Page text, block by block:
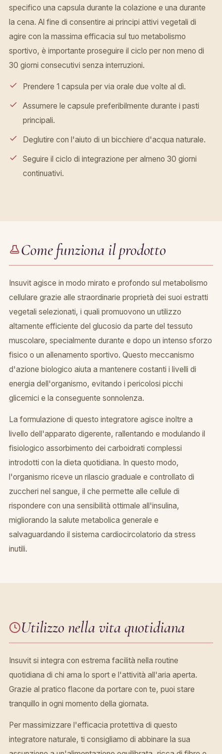
specifico una capsula durante la colazione e una durante
la cena. Al fine di consentire ai principi attivi vegetali di
agire con la massima efficacia sul tuo metabolismo
sportivo, è importante proseguire il ciclo per non meno di
30 giorni consecutivi senza interruzioni.
Prendere 1 capsula per via orale due volte al dì.
Assumere le capsule preferibilmente durante i pasti
principali.
Deglutire con l'aiuto di un bicchiere d'acqua naturale.
Seguire il ciclo di integrazione per almeno 30 giorni
continuativi.
Come funziona il prodotto
Insuvit agisce in modo mirato e profondo sul metabolismo
cellulare grazie alle straordinarie proprietà dei suoi estratti
vegetali selezionati, i quali promuovono un utilizzo
altamente efficiente del glucosio da parte del tessuto
muscolare, specialmente durante e dopo un intenso sforzo
fisico o un allenamento sportivo. Questo meccanismo
d'azione biologico aiuta a mantenere costanti i livelli di
energia dell'organismo, evitando i pericolosi picchi
glicemici e la conseguente sonnolenza.
La formulazione di questo integratore agisce inoltre a
livello dell'apparato digerente, rallentando e modulando il
fisiologico assorbimento dei carboidrati complessi
introdotti con la dieta quotidiana. In questo modo,
l'organismo riceve un rilascio graduale e controllato di
zuccheri nel sangue, il che permette alle cellule di
rispondere con una sensibilità ottimale all'insulina,
migliorando la salute metabolica generale e
salvaguardando il sistema cardiocircolatorio da stress
inutili.
Utilizzo nella vita quotidiana
Insuvit si integra con estrema facilità nella routine
quotidiana di chi ama lo sport e l'attività all'aria aperta.
Grazie al pratico flacone da portare con te, puoi stare
tranquillo in ogni momento della giornata.
Per massimizzare l'efficacia protettiva di questo
integratore naturale, ti consigliamo di abbinare la sua